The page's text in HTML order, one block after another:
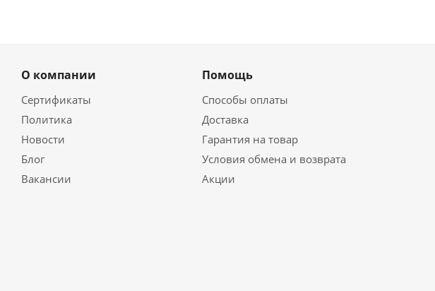
О компании
Сертификаты
Политика
Новости
Блог
Вакансии
Помощь
Способы оплаты
Доставка
Гарантия на товар
Условия обмена и возврата
Акции